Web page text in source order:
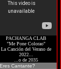
PACHANGA CLAB
"Me Pone Colorao"
La Canción del Verano de
2022...
...o de 2035
Cantante?